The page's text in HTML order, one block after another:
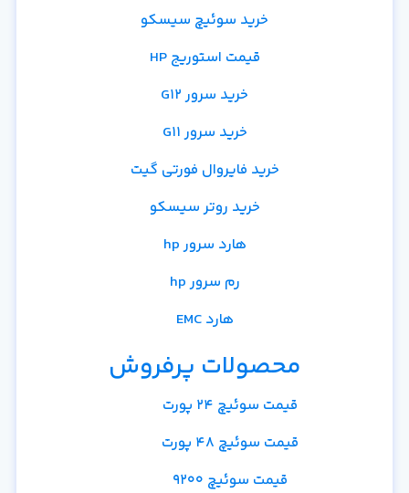
خرید سوئیچ سیسکو
قیمت استوریج HP
خرید سرور G12
خرید سرور G11
خرید فایروال فورتی گیت
خرید روتر سیسکو
هارد سرور hp
رم سرور hp
هارد EMC
محصولات پرفروش
قیمت سوئیچ 24 پورت
قیمت سوئیچ 48 پورت
قیمت سوئیچ 9200